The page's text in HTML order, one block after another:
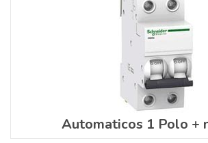
Automaticos 1 Polo +